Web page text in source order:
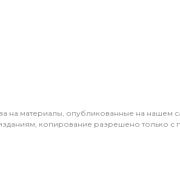
на материалы, опубликованные на нашем
копирование разрешено только